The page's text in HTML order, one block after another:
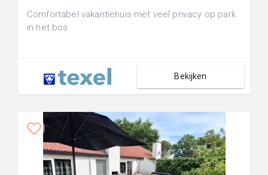
Comfortabel vakantiehuis met veel privacy op park
in het bos
Bekijken